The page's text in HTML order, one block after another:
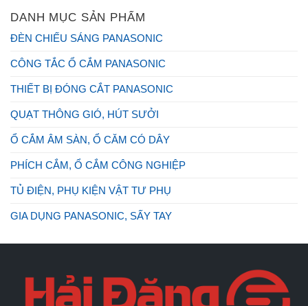
DANH MỤC SẢN PHẨM
ĐÈN CHIẾU SÁNG PANASONIC
CÔNG TẮC Ổ CẮM PANASONIC
THIẾT BỊ ĐÓNG CẮT PANASONIC
QUẠT THÔNG GIÓ, HÚT SƯỞI
Ổ CẮM ÂM SÀN, Ổ CĂM CÓ DÂY
PHÍCH CẮM, Ổ CẮM CÔNG NGHIỆP
TỦ ĐIỆN, PHỤ KIỆN VẬT TƯ PHỤ
GIA DỤNG PANASONIC, SẤY TAY